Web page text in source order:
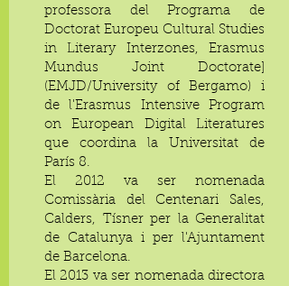
professora del Programa de
Doctorat Europeu Cultural Studies
in Literary Interzones, Erasmus
Mundus Joint Doctorate]
(EMJD/University of Bergamo) i
de l'Erasmus Intensive Program
on European Digital Literatures
que coordina la Universitat de
París 8.
El 2012 va ser nomenada
Comissària del Centenari Sales,
Calders, Tísner per la Generalitat
de Catalunya i per l'Ajuntament
de Barcelona.
El 2013 va ser nomenada directora